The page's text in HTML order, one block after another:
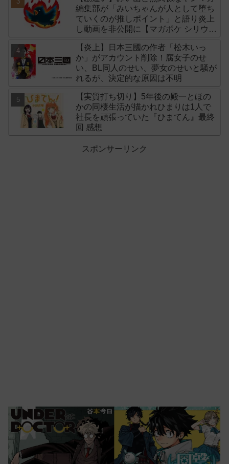
編集部が「みいちゃんが人として堕ち
ていくのが推しポイント」と語り炎上
し動画を非公開に【マガポケ シリウ
【炎上】日本三國の作者「松木いっ
か」がアカウント削除！腐女子のせ
い、BL同人のせい、夢女のせいと騒が
れるが、決定的な原因は不明
【実質打ち切り】5年後の殿一とほの
かの同棲生活が描かれひまりは1人で
社長を頑張っていた『ひまてん』最終
回 感想
スポンサーリンク